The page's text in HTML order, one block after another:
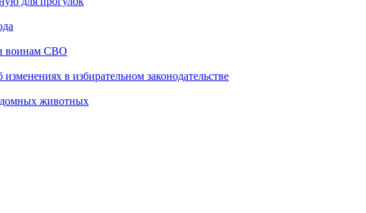
воинам СВО
в избирательном законодательстве
животных